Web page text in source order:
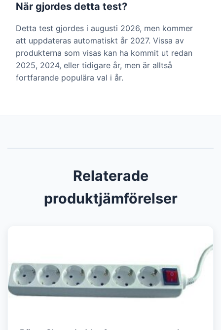
När gjordes detta test?
Detta test gjordes i augusti 2026, men kommer
att uppdateras automatiskt år 2027. Vissa av
produkterna som visas kan ha kommit ut redan
2025, 2024, eller tidigare år, men är alltså
fortfarande populära val i år.
Relaterade
produktjämförelser